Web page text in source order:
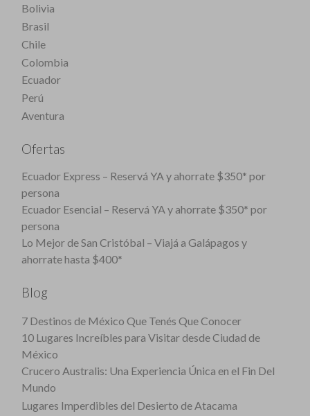
Bolivia
Brasil
Chile
Colombia
Ecuador
Perú
Aventura
Ofertas
Ecuador Express – Reservá YA y ahorrate $350* por
persona
Ecuador Esencial – Reservá YA y ahorrate $350* por
persona
Lo Mejor de San Cristóbal – Viajá a Galápagos y
ahorrate hasta $400*
Blog
7 Destinos de México Que Tenés Que Conocer
10 Lugares Increíbles para Visitar desde Ciudad de
México
Crucero Australis: Una Experiencia Única en el Fin Del
Mundo
Lugares Imperdibles del Desierto de Atacama